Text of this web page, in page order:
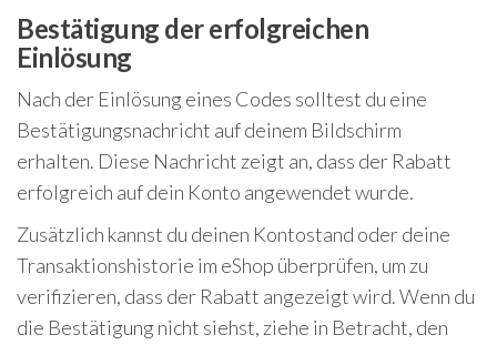
Bestätigung der erfolgreichen
Einlösung
Nach der Einlösung eines Codes solltest du eine
Bestätigungsnachricht auf deinem Bildschirm
erhalten. Diese Nachricht zeigt an, dass der Rabatt
erfolgreich auf dein Konto angewendet wurde.
Zusätzlich kannst du deinen Kontostand oder deine
Transaktionshistorie im eShop überprüfen, um zu
verifizieren, dass der Rabatt angezeigt wird. Wenn du
die Bestätigung nicht siehst, ziehe in Betracht, den